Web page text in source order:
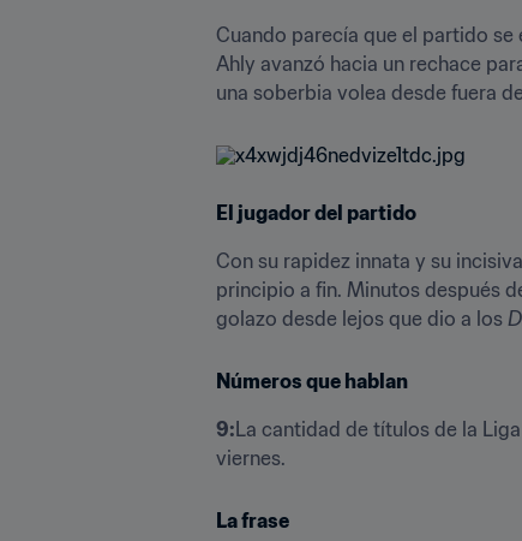
Cuando parecía que el partido se
Ahly avanzó hacia un rechace
una soberbia volea desde fuera
El jugador del partido
Con su rapidez innata y su
principio a fin. Minutos después
golazo desde lejos que dio a los
Números que hablan
9:La cantidad de títulos de la
viernes.
La frase